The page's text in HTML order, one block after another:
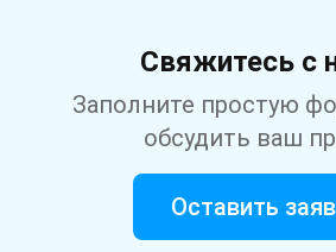
Свяжитесь с
Заполните простую
обсудить ваш
Оставить